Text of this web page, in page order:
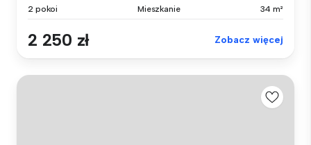
2 pokoi Mieszkanie 34 m²
2 250 zł Zobacz więcej